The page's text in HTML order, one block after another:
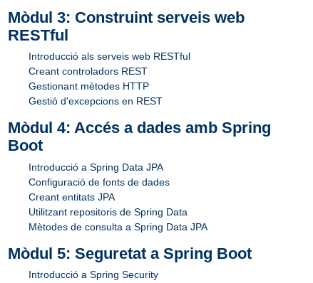
Mòdul 3: Construint serveis web
RESTful
Introducció als serveis web RESTful
Creant controladors REST
Gestionant mètodes HTTP
Gestió d'excepcions en REST
Mòdul 4: Accés a dades amb Spring
Boot
Introducció a Spring Data JPA
Configuració de fonts de dades
Creant entitats JPA
Utilitzant repositoris de Spring Data
Mètodes de consulta a Spring Data JPA
Mòdul 5: Seguretat a Spring Boot
Introducció a Spring Security